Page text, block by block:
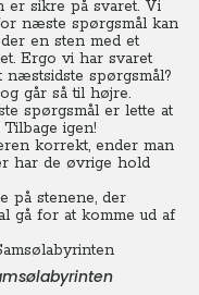
er sikre på svaret. Vi
næste spørgsmål kan
en sten med et
Ergo vi har svaret
næstsidste spørgsmål?
går så til højre.
spørgsmål er lette at
igen!
korrekt, ender man
har de øvrige hold
på stenene, der
gå for at komme ud af